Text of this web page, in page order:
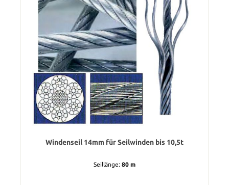
Windenseil 14mm für Seilwinden bis 10,5t
Seillänge: 80 m